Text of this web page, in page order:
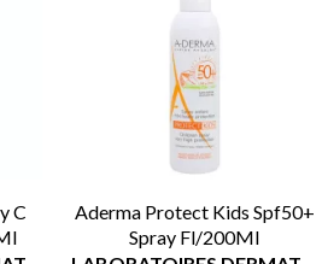
C
Aderma Protect Kids Spf50+
Spray Fl/200Ml